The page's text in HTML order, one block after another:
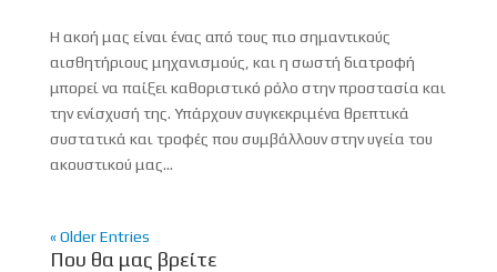
Η ακοή μας είναι ένας από τους πιο σημαντικούς
αισθητήριους μηχανισμούς, και η σωστή διατροφή
μπορεί να παίξει καθοριστικό ρόλο στην προστασία και
την ενίσχυσή της. Υπάρχουν συγκεκριμένα θρεπτικά
συστατικά και τροφές που συμβάλλουν στην υγεία του
ακουστικού μας...
« Older Entries
Που θα μας βρείτε